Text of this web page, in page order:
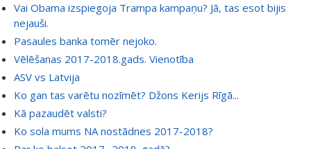
Vai Obama izspiegoja Trampa kampaņu? Jā, tas esot bijis
nejauši.
Pasaules banka tomēr nejoko.
Vēlēšanas 2017-2018.gads. Vienotība
ASV vs Latvija
Ko gan tas varētu nozīmēt? Džons Kerijs Rīgā...
Kā pazaudēt valsti?
Ko sola mums NA nostādnes 2017-2018?